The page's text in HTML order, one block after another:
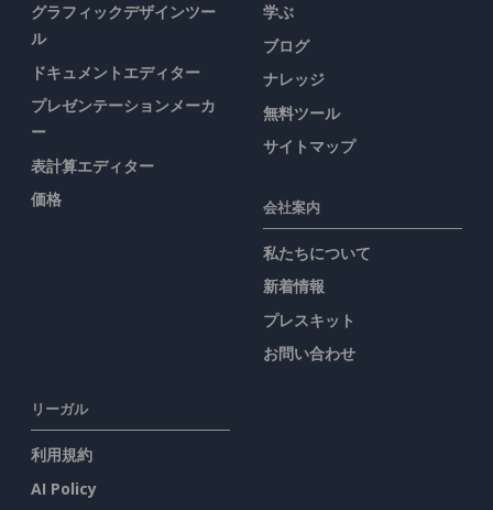
グラフィックデザインツー
ル
ドキュメントエディター
プレゼンテーションメーカ
ー
表計算エディター
価格
学ぶ
ブログ
ナレッジ
無料ツール
サイトマップ
会社案内
私たちについて
新着情報
プレスキット
お問い合わせ
リーガル
利用規約
AI Policy